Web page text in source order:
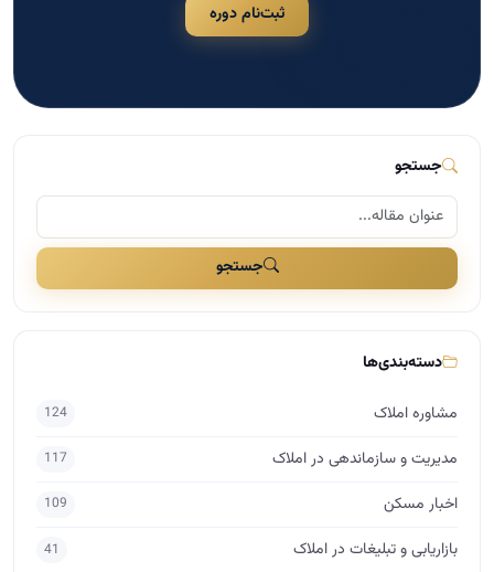
ثبت‌نام دوره
جستجو
جستجو
دسته‌بندی‌ها
مشاوره املاک 124
مدیریت و سازماندهی در املاک 117
اخبار مسکن 109
بازاریابی و تبلیغات در املاک 41